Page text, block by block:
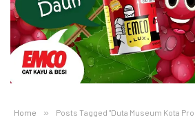
Home » Posts Tagged "Duta Museum Kota